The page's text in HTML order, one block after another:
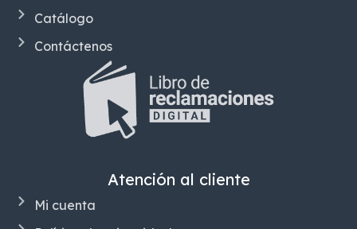
Catálogo
Contáctenos
Atención al cliente
Mi cuenta